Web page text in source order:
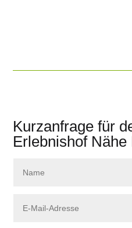
Kurzanfrage für
Erlebnishof Nähe